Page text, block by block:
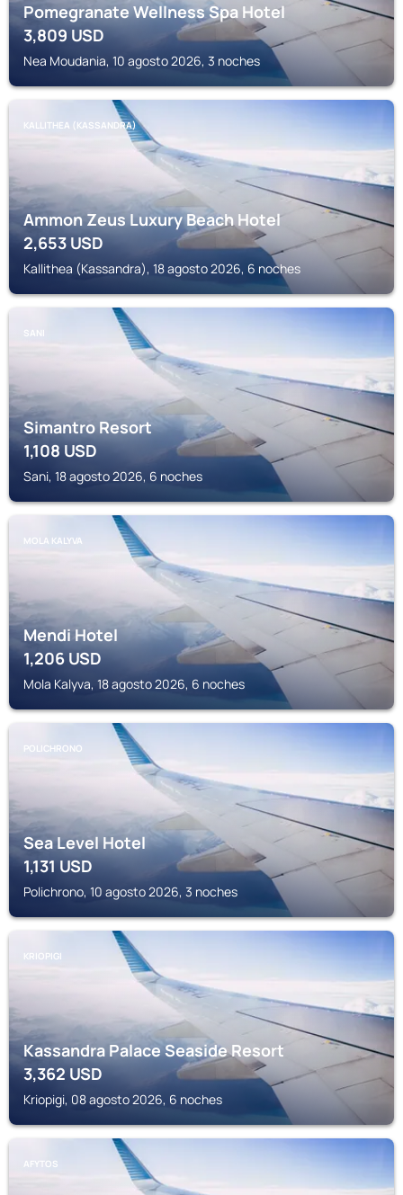
Pomegranate Wellness Spa Hotel
3,809 USD
Nea Moudania, 10 agosto 2026, 3 noches
KALLITHEA (KASSANDRA)
Ammon Zeus Luxury Beach Hotel
2,653USD
Kallithea (Kassandra), 18 agosto 2026, 6 noches
SANI
Simantro Resort
1,108USD
Sani, 18 agosto 2026, 6 noches
MOLA KALYVA
Mendi Hotel
1,206USD
Mola Kalyva, 18 agosto 2026, 6 noches
POLICHRONO
Sea Level Hotel
1,131USD
Polichrono, 10 agosto 2026, 3 noches
KRIOPIGI
Kassandra Palace Seaside Resort
3,362USD
Kriopigi, 08 agosto 2026, 6 noches
AFYTOS